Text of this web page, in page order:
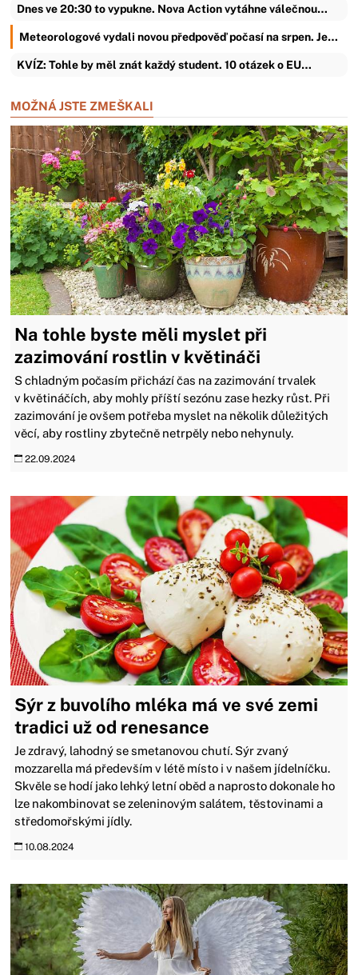
Dnes ve 20:30 to vypukne. Nova Action vytáhne válečnou…
Meteorologové vydali novou předpověď počasí na srpen. Je…
KVÍZ: Tohle by měl znát každý student. 10 otázek o EU…
MOŽNÁ JSTE ZMEŠKALI
Na tohle byste měli myslet při
zazimování rostlin v květináči
S chladným počasím přichází čas na zazimování trvalek
v květináčích, aby mohly příští sezónu zase hezky růst. Při
zazimování je ovšem potřeba myslet na několik důležitých
věcí, aby rostliny zbytečně netrpěly nebo nehynuly.
22.09.2024
Sýr z buvolího mléka má ve své zemi
tradici už od renesance
Je zdravý, lahodný se smetanovou chutí. Sýr zvaný
mozzarella má především v létě místo i v našem jídelníčku.
Skvěle se hodí jako lehký letní oběd a naprosto dokonale ho
lze nakombinovat se zeleninovým salátem, těstovinami a
středomořskými jídly.
10.08.2024